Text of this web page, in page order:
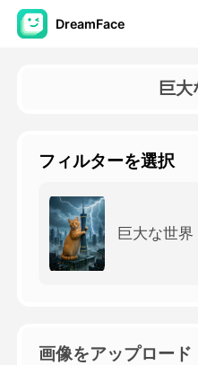
DreamFace
製品ニュース製品案内会
人工知能の写真
その他のツール
巨大
フィルターを選択
巨大な世界
画像をアップロード